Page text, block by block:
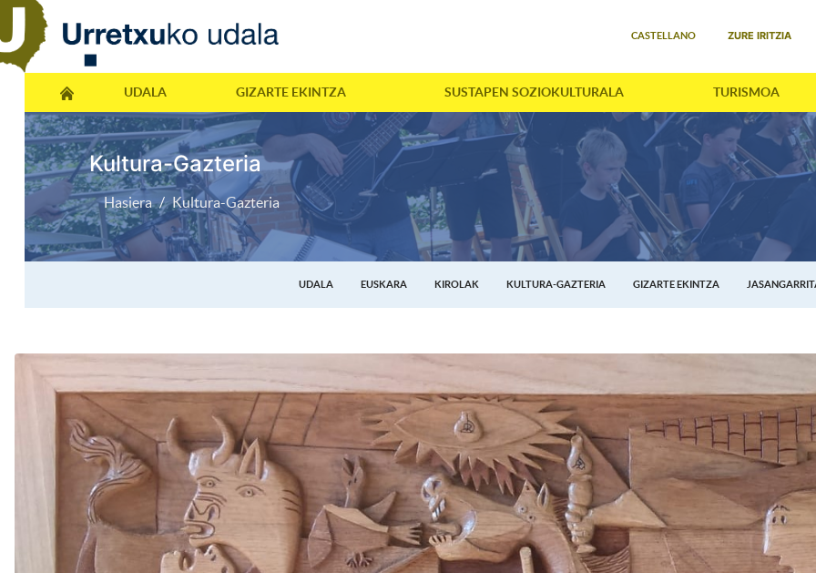
CASTELLANO ZURE IRITZIA
UDALA GIZARTE EKINTZA SUSTAPEN SOZIOKULTURALA TURISMOA
Kultura-Gazteria
Hasiera Kultura-Gazteria
UDALA EUSKARA KIROLAK KULTURA-GAZTERIA GIZARTE EKINTZA